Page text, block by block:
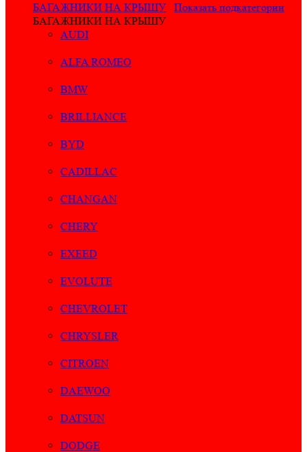
БАГАЖНИКИ НА КРЫШУ
Показать подкатегории
БАГАЖНИКИ НА КРЫШУ
AUDI
ALFA ROMEO
BMW
BRILLIANCE
BYD
CADILLAC
CHANGAN
CHERY
EXEED
EVOLUTE
CHEVROLET
CHRYSLER
CITROEN
DAEWOO
DATSUN
DODGE